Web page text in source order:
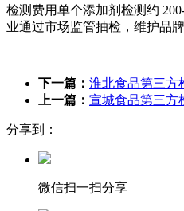
检测费用单个添加剂检测约
业通过市场监管抽检，维护品牌
下一篇： 淮北食品第三方
上一篇： 宣城食品第三方
分享到：
微信扫一扫分享